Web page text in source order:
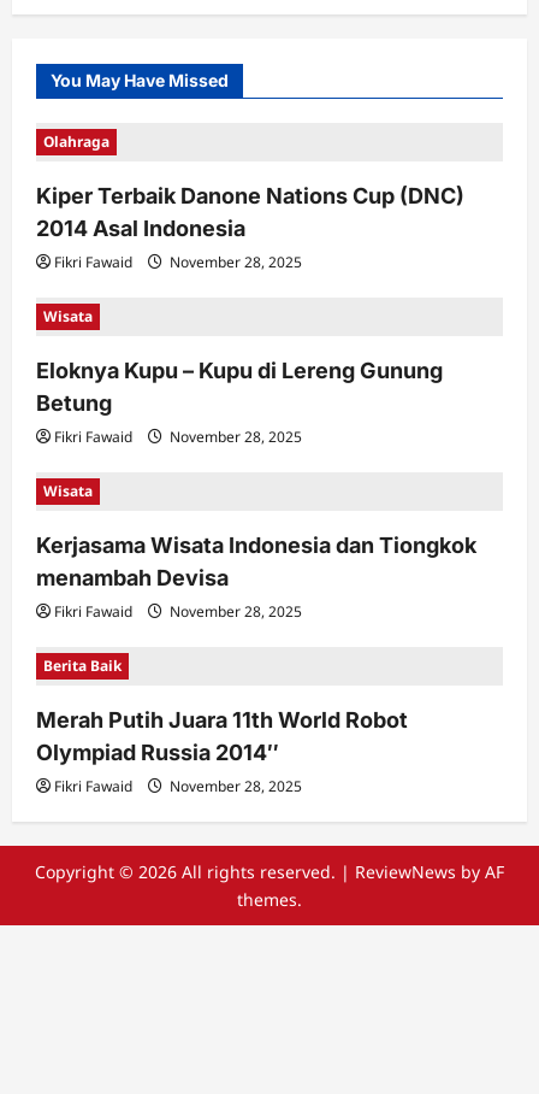
You May Have Missed
Olahraga
Kiper Terbaik Danone Nations Cup (DNC)
2014 Asal Indonesia
Fikri Fawaid November 28, 2025
Wisata
Eloknya Kupu – Kupu di Lereng Gunung
Betung
Fikri Fawaid November 28, 2025
Wisata
Kerjasama Wisata Indonesia dan Tiongkok
menambah Devisa
Fikri Fawaid November 28, 2025
Berita Baik
Merah Putih Juara 11th World Robot
Olympiad Russia 2014″
Fikri Fawaid November 28, 2025
Copyright © 2026 All rights reserved. | ReviewNews by AF
themes.